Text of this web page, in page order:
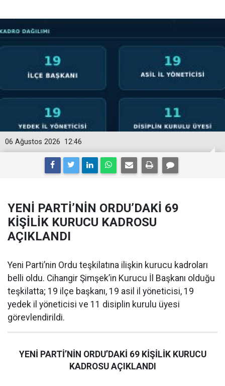
12:46
06 Ağustos 2026
YENİ PARTİ’NİN ORDU’DAKİ 69
KİŞİLİK KURUCU KADROSU
AÇIKLANDI
Yeni Parti’nin Ordu teşkilatına ilişkin kurucu kadroları
belli oldu. Cihangir Şimşek’in Kurucu İl Başkanı olduğu
teşkilatta; 19 ilçe başkanı, 19 asil il yöneticisi, 19
yedek il yöneticisi ve 11 disiplin kurulu üyesi
görevlendirildi.
YENİ PARTİ’NİN ORDU’DAKİ 69 KİŞİLİK KURUCU
KADROSU AÇIKLANDI